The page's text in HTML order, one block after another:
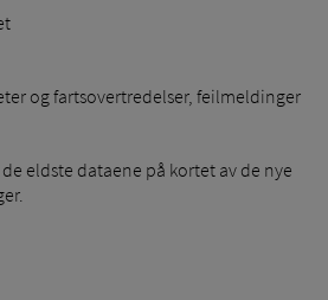
og fartsovertredelser, feilmeldinger
eldste dataene på kortet av de nye